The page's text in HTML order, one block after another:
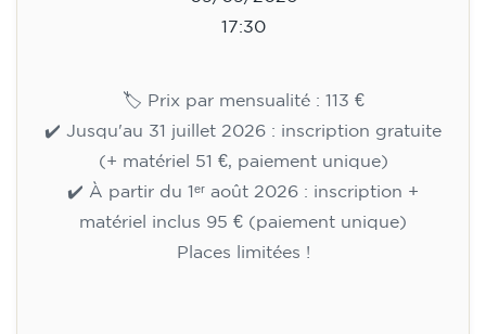
Inscription
Cours d'anglais pour enfants de
10 à 13 ans - niveau A1 - JEUDI
17h30-18h30